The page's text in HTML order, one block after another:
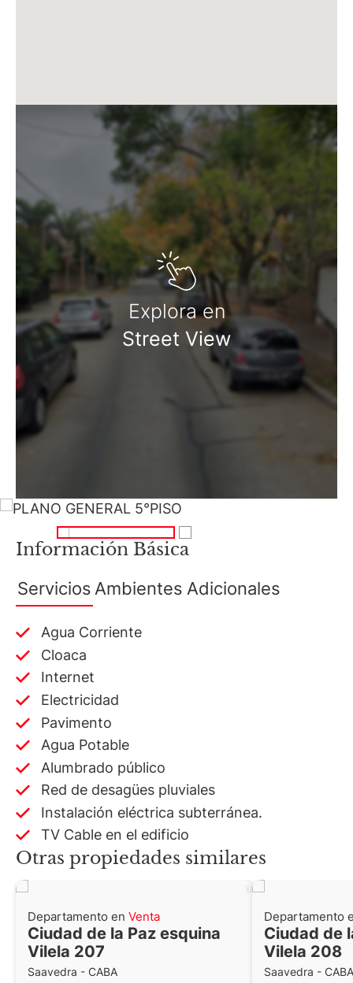
Matrícula CMCPSI N° 6886
Av. Libertador 4189 - La Lucila - Prov. de Bs. As.
Matrícula CUCICBA N° 8264
Av. Juramento 1775 - Belgrano - CABA
Explora en
Street View
Información Básica
Servicios Ambientes Adicionales
Agua Corriente
Cloaca
Internet
Electricidad
Pavimento
Agua Potable
Alumbrado público
Red de desagües pluviales
Instalación eléctrica subterránea.
TV Cable en el edificio
Otras propiedades similares
Departamento en Venta
Ciudad de la Paz esquina
Vilela 207
Saavedra - CABA
Departamento
Ciudad de
Vilela 208
Saavedra - CABA